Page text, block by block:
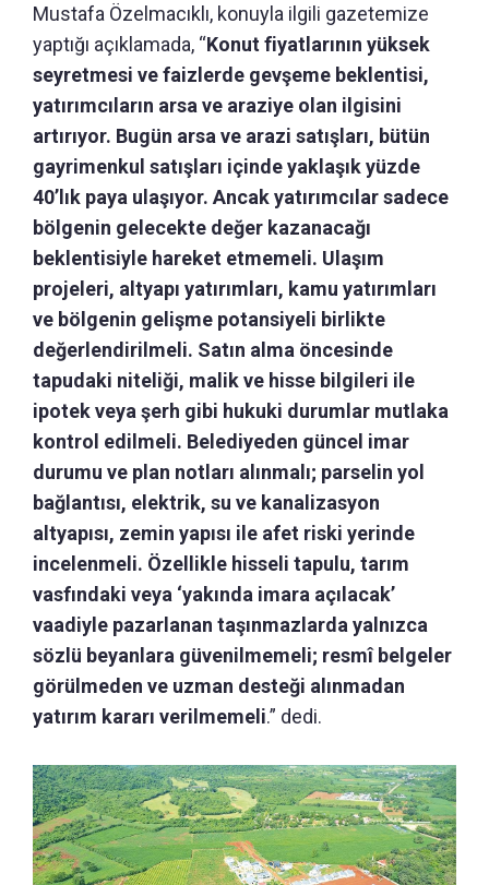
Mustafa Özelmacıklı, konuyla ilgili gazetemize
yaptığı açıklamada, “Konut fiyatlarının yüksek
seyretmesi ve faizlerde gevşeme beklentisi,
yatırımcıların arsa ve araziye olan ilgisini
artırıyor. Bugün arsa ve arazi satışları, bütün
gayrimenkul satışları içinde yaklaşık yüzde
40’lık paya ulaşıyor. Ancak yatırımcılar sadece
bölgenin gelecekte değer kazanacağı
beklentisiyle hareket etmemeli. Ulaşım
projeleri, altyapı yatırımları, kamu yatırımları
ve bölgenin gelişme potansiyeli birlikte
değerlendirilmeli. Satın alma öncesinde
tapudaki niteliği, malik ve hisse bilgileri ile
ipotek veya şerh gibi hukuki durumlar mutlaka
kontrol edilmeli. Belediyeden güncel imar
durumu ve plan notları alınmalı; parselin yol
bağlantısı, elektrik, su ve kanalizasyon
altyapısı, zemin yapısı ile afet riski yerinde
incelenmeli. Özellikle hisseli tapulu, tarım
vasfındaki veya ‘yakında imara açılacak’
vaadiyle pazarlanan taşınmazlarda yalnızca
sözlü beyanlara güvenilmemeli; resmî belgeler
görülmeden ve uzman desteği alınmadan
yatırım kararı verilmemeli.” dedi.